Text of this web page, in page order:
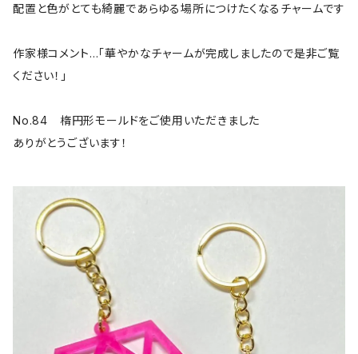
配置と色がとても綺麗であらゆる場所につけたくなるチャームです
作家様コメント…「華やかなチャームが完成しましたので是非ご覧
ください！」
No.84 楕円形モールドをご使用いただきました
ありがとうございます！